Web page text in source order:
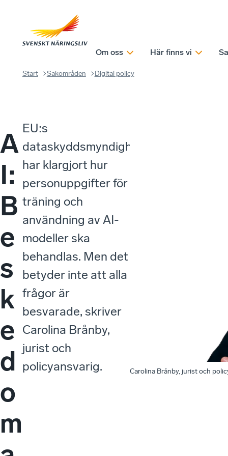
Om oss Här finns vi
Start Sakområden Digital policy
A
I:
B
e
s
k
e
d
o
m
EU:s
dataskyddsmyndighet
har klargjort hur
personuppgifter för
träning och
användning av AI-
modeller ska
behandlas. Men det
betyder inte att alla
frågor är
besvarade, skriver
Carolina Brånby,
jurist och
policyansvarig.
Carolina Brånby, jurist och